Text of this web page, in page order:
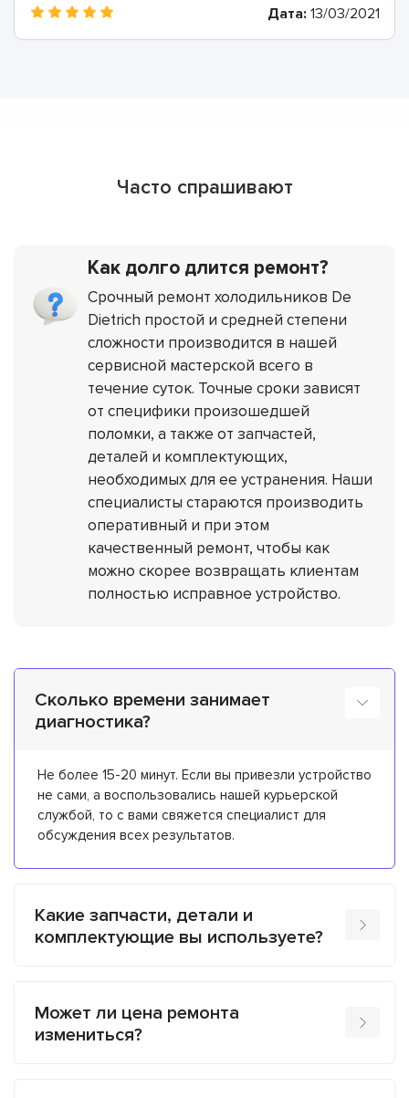
Дата: 13/03/2021
Часто спрашивают
Как долго длится ремонт?
Срочный ремонт холодильников De
Dietrich простой и средней степени
сложности производится в нашей
сервисной мастерской всего в
течение суток. Точные сроки зависят
от специфики произошедшей
поломки, а также от запчастей,
деталей и комплектующих,
необходимых для ее устранения. Наши
специалисты стараются производить
оперативный и при этом
качественный ремонт, чтобы как
можно скорее возвращать клиентам
полностью исправное устройство.
Сколько времени занимает
диагностика?
Не более 15-20 минут. Если вы привезли устройство
не сами, а воспользовались нашей курьерской
службой, то с вами свяжется специалист для
обсуждения всех результатов.
Какие запчасти, детали и
комплектующие вы используете?
Может ли цена ремонта
измениться?